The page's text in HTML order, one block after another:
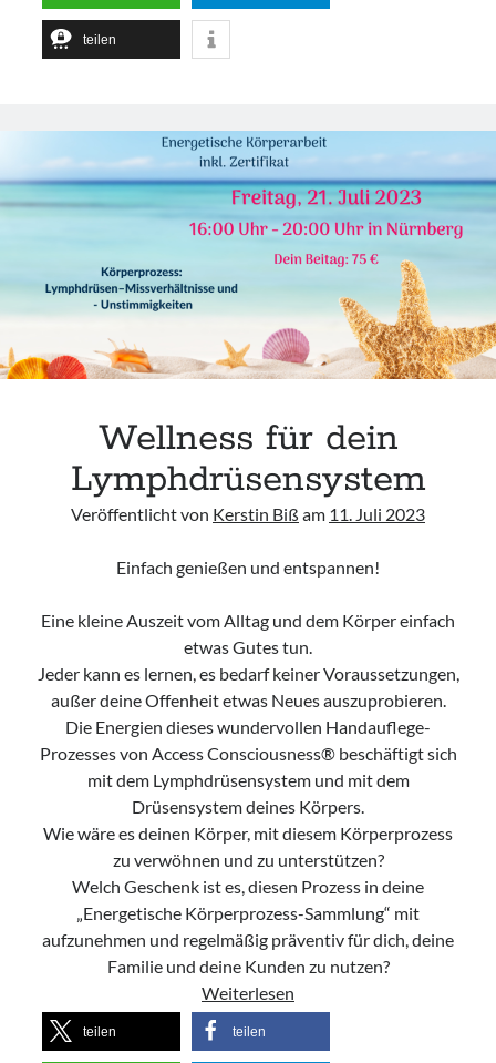
Nürnberg
teilen
Wellness für dein
Lymphdrüsensystem
Veröffentlicht von Kerstin Biß am 11. Juli 2023
Einfach genießen und entspannen!
Eine kleine Auszeit vom Alltag und dem Körper einfach
etwas Gutes tun.
Jeder kann es lernen, es bedarf keiner Voraussetzungen,
außer deine Offenheit etwas Neues auszuprobieren.
Die Energien dieses wundervollen Handauflege-
Prozesses von Access Consciousness® beschäftigt sich
mit dem Lymphdrüsensystem und mit dem
Drüsensystem deines Körpers.
Wie wäre es deinen Körper, mit diesem Körperprozess
zu verwöhnen und zu unterstützen?
Welch Geschenk ist es, diesen Prozess in deine
„Energetische Körperprozess-Sammlung“ mit
aufzunehmen und regelmäßig präventiv für dich, deine
Familie und deine Kunden zu nutzen?
Weiterlesen
für
teilen teilen